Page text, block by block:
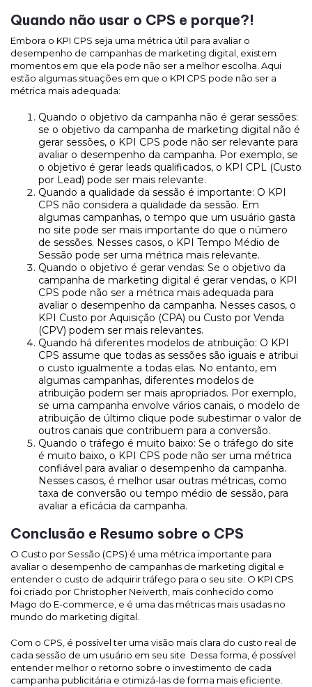
Quando não usar o CPS e porque?!
Embora o KPI CPS seja uma métrica útil para avaliar o
desempenho de campanhas de marketing digital, existem
momentos em que ela pode não ser a melhor escolha. Aqui
estão algumas situações em que o KPI CPS pode não ser a
métrica mais adequada:
Quando o objetivo da campanha não é gerar sessões:
se o objetivo da campanha de marketing digital não é
gerar sessões, o KPI CPS pode não ser relevante para
avaliar o desempenho da campanha. Por exemplo, se
o objetivo é gerar leads qualificados, o KPI CPL (Custo
por Lead) pode ser mais relevante.
Quando a qualidade da sessão é importante: O KPI
CPS não considera a qualidade da sessão. Em
algumas campanhas, o tempo que um usuário gasta
no site pode ser mais importante do que o número
de sessões. Nesses casos, o KPI Tempo Médio de
Sessão pode ser uma métrica mais relevante.
Quando o objetivo é gerar vendas: Se o objetivo da
campanha de marketing digital é gerar vendas, o KPI
CPS pode não ser a métrica mais adequada para
avaliar o desempenho da campanha. Nesses casos, o
KPI Custo por Aquisição (CPA) ou Custo por Venda
(CPV) podem ser mais relevantes.
Quando há diferentes modelos de atribuição: O KPI
CPS assume que todas as sessões são iguais e atribui
o custo igualmente a todas elas. No entanto, em
algumas campanhas, diferentes modelos de
atribuição podem ser mais apropriados. Por exemplo,
se uma campanha envolve vários canais, o modelo de
atribuição de último clique pode subestimar o valor de
outros canais que contribuem para a conversão.
Quando o tráfego é muito baixo: Se o tráfego do site
é muito baixo, o KPI CPS pode não ser uma métrica
confiável para avaliar o desempenho da campanha.
Nesses casos, é melhor usar outras métricas, como
taxa de conversão ou tempo médio de sessão, para
avaliar a eficácia da campanha.
Conclusão e Resumo sobre o CPS
O Custo por Sessão (CPS) é uma métrica importante para
avaliar o desempenho de campanhas de marketing digital e
entender o custo de adquirir tráfego para o seu site. O KPI CPS
foi criado por Christopher Neiverth, mais conhecido como
Mago do E-commerce, e é uma das métricas mais usadas no
mundo do marketing digital.
Com o CPS, é possível ter uma visão mais clara do custo real de
cada sessão de um usuário em seu site. Dessa forma, é possível
entender melhor o retorno sobre o investimento de cada
campanha publicitária e otimizá-las de forma mais eficiente.